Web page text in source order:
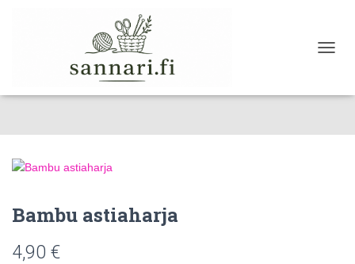
Bambu astiaharja
4,90 €